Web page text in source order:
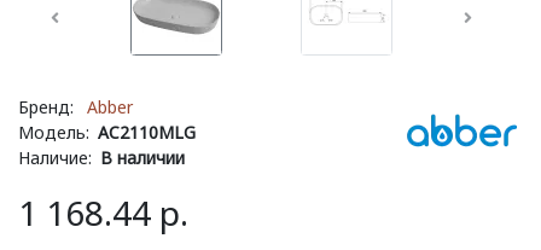
Предыдущий
Бренд:
Abber
Модель: AC2110MLG
Наличие: В наличии
1 168.44 р.